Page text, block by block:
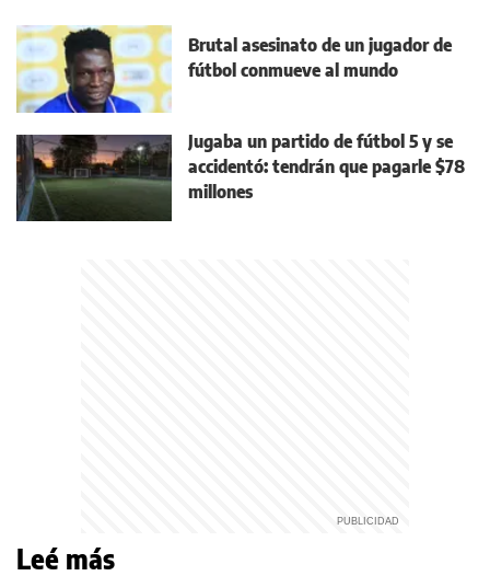
Brutal asesinato de un jugador de
fútbol conmueve al mundo
Jugaba un partido de fútbol 5 y se
accidentó: tendrán que pagarle $78
millones
Leé más